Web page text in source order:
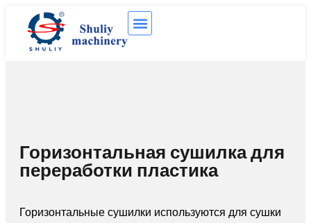
Горизонтальная сушилка для
переработки пластика
Горизонтальные сушилки используются для сушки